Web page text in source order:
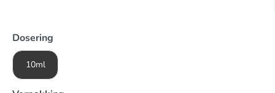
Dosering
10ml